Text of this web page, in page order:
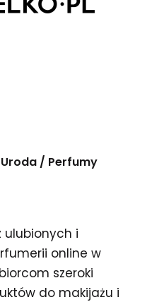
Uroda / Perfumy
ulubionych i
online w
szeroki
do makijażu i